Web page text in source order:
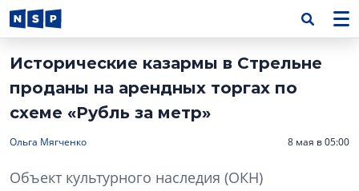
Исторические казармы в Стрельне
проданы на арендных торгах по
схеме «Рубль за метр»
Ольга Мягченко 8 мая в 05:00
Объект культурного наследия (ОКН)